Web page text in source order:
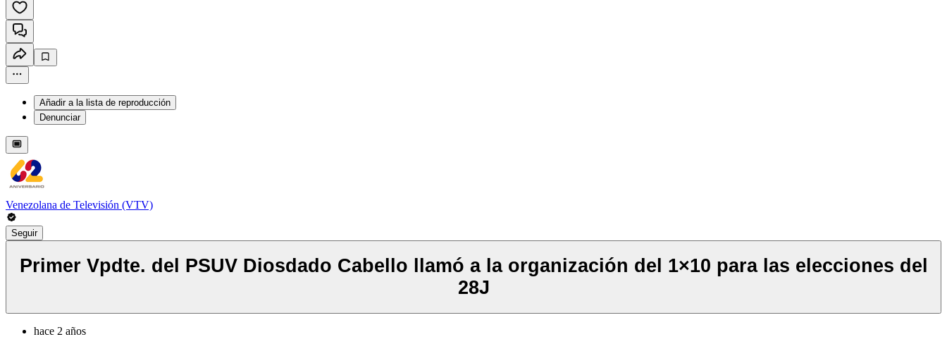
Añadir a la lista de reproducción
Denunciar
Venezolana de Televisión (VTV)
Seguir
Primer Vpdte. del PSUV Diosdado Cabello llamó a la organización del 1×10 para las elecciones del
28J
hace 2 años